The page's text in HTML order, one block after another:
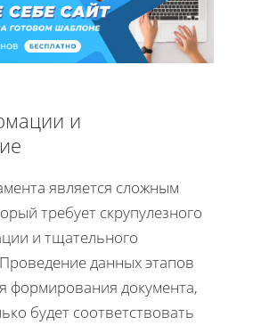
и
является сложным
требует скрупулезного
и тщательного
данных этапов
формирования документа,
будет соответствовать